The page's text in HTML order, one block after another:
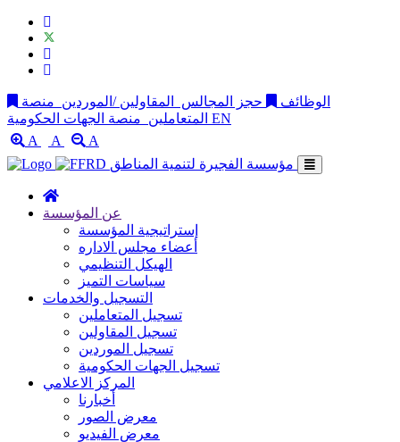
الوظائف حجز المجالس المقاولين /الموردين منصة
المتعاملين EN
A
A
A
عن المؤسسة
إستراتيجية المؤسسة
أعضاء مجلس الاداره
الهيكل التنظيمي
سياسات التميز
التسجيل والخدمات
تسجيل المتعاملين
تسجيل المقاولين
تسجيل الموردين
تسجيل الجهات الحكومية
المركز الاعلامي
أخبارنا
معرض الصور
معرض الفيديو